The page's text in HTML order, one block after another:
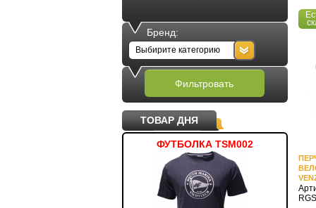
Бренд:
Выбирите категорию
Фильтровать
ТОВАР ДНЯ
ФУТБОЛКА TSM002